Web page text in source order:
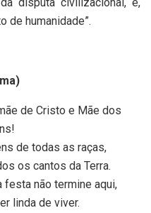
de humanidade”.
de Cristo e Mãe dos
de todas as raças,
os cantos da Terra.
festa não termine aqui,
linda de viver.